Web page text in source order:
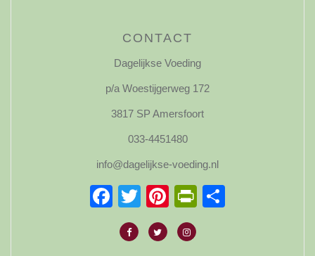
CONTACT
Dagelijkse Voeding
p/a Woestijgerweg 172
3817 SP Amersfoort
033-4451480
info@dagelijkse-voeding.nl
Facebook
TwitterPinterest